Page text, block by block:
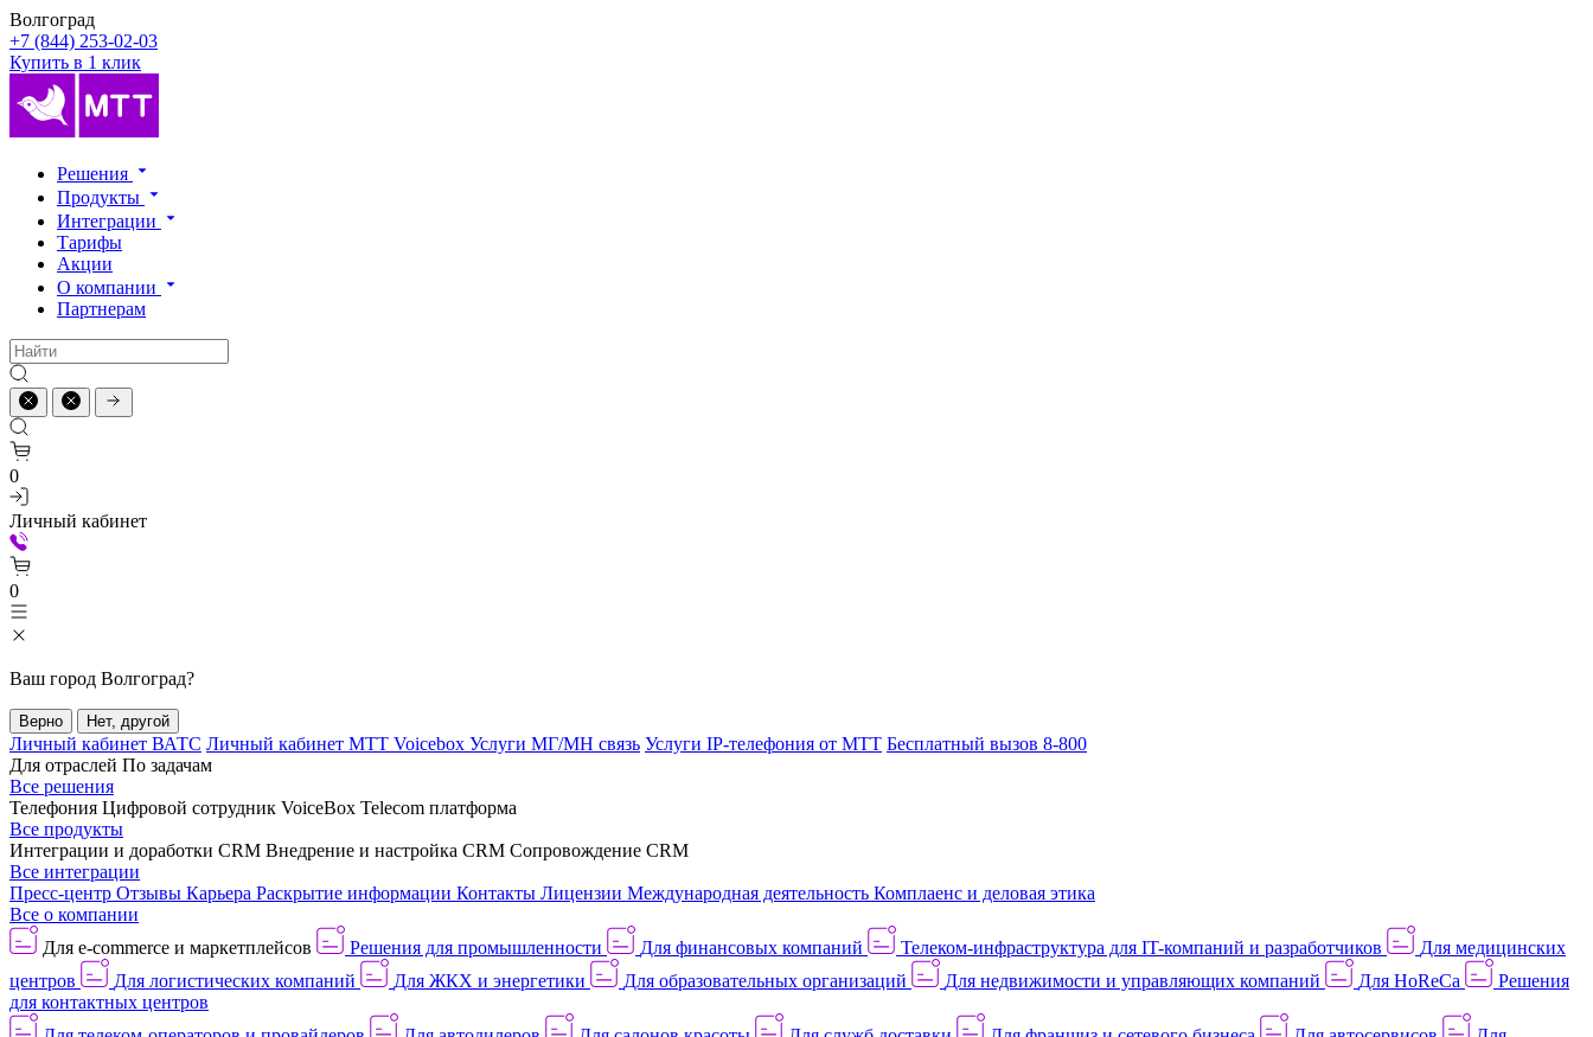
Волгоград
+7 (844) 253-02-03
Купить в 1 клик
Решения
Продукты
Интеграции
Тарифы
Акции
О компании
Партнерам
0
Личный кабинет
0
Ваш город Волгоград?
Верно Нет, другой
Личный кабинет ВАТС Личный кабинет МТТ Voicebox Услуги МГ/МН связь Услуги IP-телефония от МТТ Бесплатный вызов 8-800
Для отраслей По задачам
Все решения
Телефония Цифровой сотрудник VoiceBox Telecom платформа
Все продукты
Интеграции и доработки CRM Внедрение и настройка CRM Сопровождение CRM
Все интеграции
Пресс-центр Отзывы Карьера Раскрытие информации Контакты Лицензии Международная деятельность Комплаенс и деловая этика
Все о компании
Для e-commerce и маркетплейсов
Решения для промышленности Для финансовых компаний Телеком-инфраструктура для IT-компаний и разработчиков
Для медицинских
центров
Для логистических компаний Для ЖКХ и энергетики Для образовательных организаций Для недвижимости и управляющих компаний Для HoReCa
Решения
для контактных центров